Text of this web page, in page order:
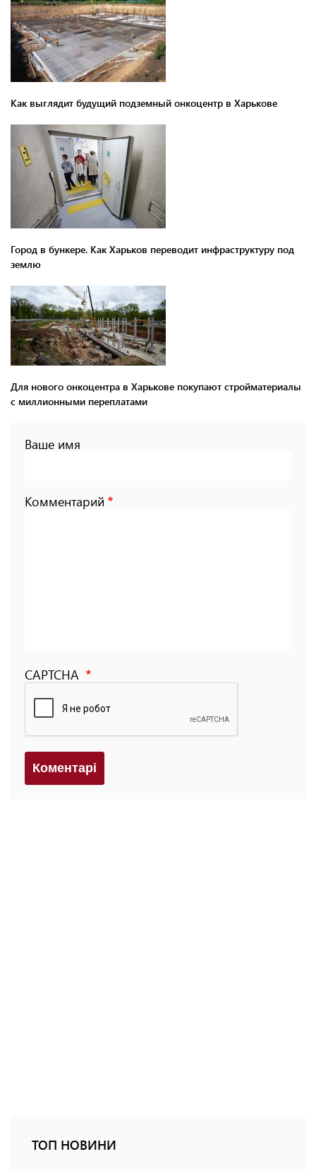
Как выглядит будущий подземный онкоцентр в Харькове
Город в бункере. Как Харьков переводит инфраструктуру под
землю
Для нового онкоцентра в Харькове покупают стройматериалы
с миллионными переплатами
Ваше имя
Комментарий
CAPTCHA
Коментарi
ТОП НОВИНИ